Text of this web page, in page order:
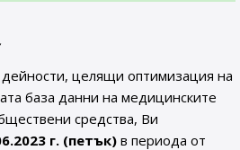
целящи оптимизация на
база данни на медицинските
средства, Ви
г. (петък) в периода от